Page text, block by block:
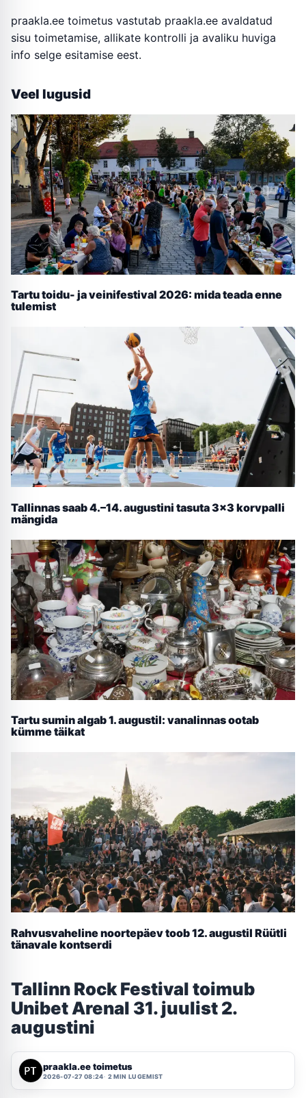
praakla.ee toimetus vastutab praakla.ee avaldatud
sisu toimetamise, allikate kontrolli ja avaliku huviga
info selge esitamise eest.
Veel lugusid
Tartu toidu- ja veinifestival 2026: mida teada enne
tulemist
Tallinnas saab 4.–14. augustini tasuta 3×3 korvpalli
mängida
Tartu sumin algab 1. augustil: vanalinnas ootab
kümme täikat
Rahvusvaheline noortepäev toob 12. augustil Rüütli
tänavale kontserdi
Tallinn Rock Festival toimub
Unibet Arenal 31. juulist 2.
augustini
praakla.ee toimetus
2026-07-27 08:24 2 MIN LUGEMIST